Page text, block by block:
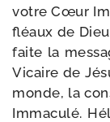
votre Cœur
fléaux de
faite la
Vicaire de
monde, la
Immaculé.